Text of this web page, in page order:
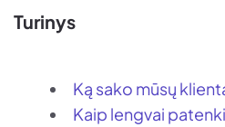
Turinys
Ką sako mūsų
Kaip lengvai